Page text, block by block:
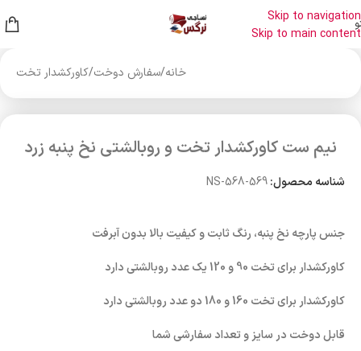
Skip to navigation
Skip to main content
خانه/سفارش دوخت/کاورکشدار تخت
نیم ست کاورکشدار تخت و روبالشتی نخ پنبه زرد
شناسه محصول:NS-568-569
جنس پارچه نخ پنبه، رنگ ثابت و کیفیت بالا بدون آبرفت
کاورکشدار برای تخت 90 و 120 یک عدد روبالشتی دارد
کاورکشدار برای تخت 160 و 180 دو عدد روبالشتی دارد
قابل دوخت در سایز و تعداد سفارشی شما